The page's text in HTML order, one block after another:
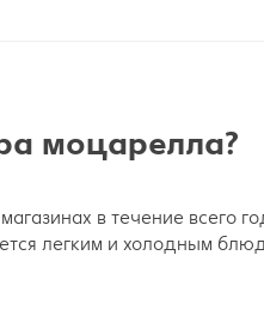
моцарелла?
в течение всего
легким и холодным